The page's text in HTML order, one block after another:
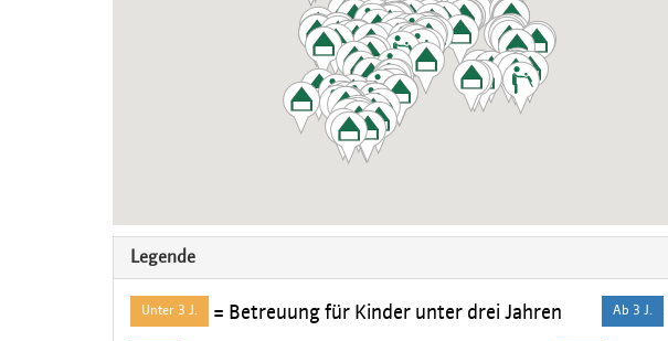
Legende
Unter 3 J. = Betreuung für Kinder unter drei Jahren Ab 3 J.